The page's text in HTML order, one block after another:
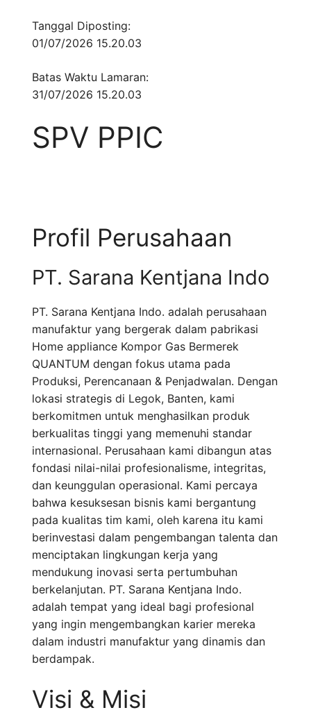
Tanggal Diposting:
01/07/2026 15.20.03
Batas Waktu Lamaran:
31/07/2026 15.20.03
SPV PPIC
Profil Perusahaan
PT. Sarana Kentjana Indo
PT. Sarana Kentjana Indo. adalah perusahaan
manufaktur yang bergerak dalam pabrikasi
Home appliance Kompor Gas Bermerek
QUANTUM dengan fokus utama pada
Produksi, Perencanaan & Penjadwalan. Dengan
lokasi strategis di Legok, Banten, kami
berkomitmen untuk menghasilkan produk
berkualitas tinggi yang memenuhi standar
internasional. Perusahaan kami dibangun atas
fondasi nilai-nilai profesionalisme, integritas,
dan keunggulan operasional. Kami percaya
bahwa kesuksesan bisnis kami bergantung
pada kualitas tim kami, oleh karena itu kami
berinvestasi dalam pengembangan talenta dan
menciptakan lingkungan kerja yang
mendukung inovasi serta pertumbuhan
berkelanjutan. PT. Sarana Kentjana Indo.
adalah tempat yang ideal bagi profesional
yang ingin mengembangkan karier mereka
dalam industri manufaktur yang dinamis dan
berdampak.
Visi & Misi